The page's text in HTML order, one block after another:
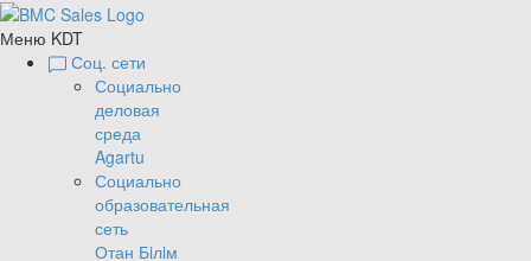
Меню KDT
Соц. сети
Социально
деловая
среда
Agartu
Социально
образовательная
сеть
Отан Бiлiм